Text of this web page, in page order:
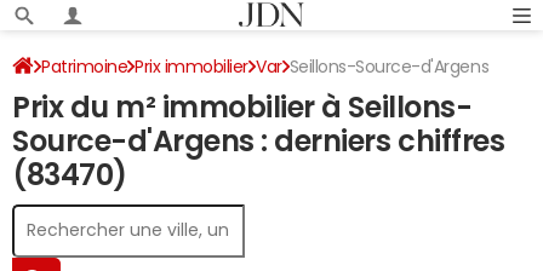
Patrimoine Prix immobilier Var Seillons-Source-d'Argens
Prix du m² immobilier à Seillons-
Source-d'Argens : derniers chiffres
(83470)